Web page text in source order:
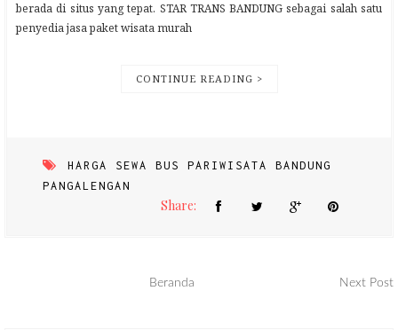
berada di situs yang tepat. STAR TRANS BANDUNG sebagai salah satu
penyedia jasa paket wisata murah
CONTINUE READING >
HARGA SEWA BUS PARIWISATA BANDUNG
PANGALENGAN
Share:
Beranda Next Post